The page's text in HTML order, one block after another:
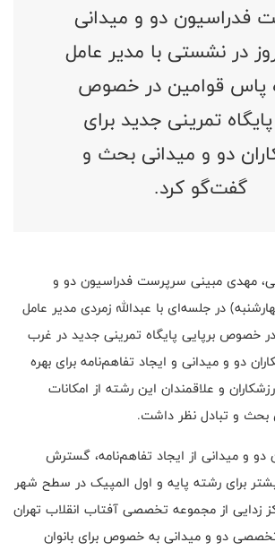
فدراسیون دو و میدانی
در نشستی با مدیر عامل
پاس قوامین در خصوص
تمرینی جدید برای
دو و میدانی بحث و
گفت‌گو کرد.
مهدی مبینی سرپرست فدراسیون دو و
در جلسه‌ای با عبدالله زمردی مدیر عامل
خصوص برپایی پایگاه تمرینی جدید در غرب
دو و میدانی و ایجاد تفاهم‌نامه برای بهره
و علاقمندان این رشته از امکانات
و تبادل نظر داشت.
و میدانی از ایجاد تفاهم‌نامه، گسترش
برای رشته پایه و اول المپیک در سطح شهر
زدایی از مجموعه تخصصی آفتاب انقلاب تهران
دو و میدانی به خصوص برای بانوان